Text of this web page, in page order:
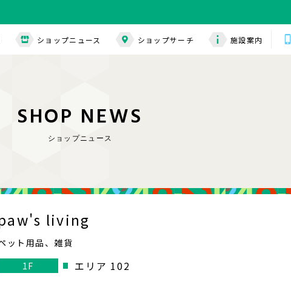
ショップニュース ショップサーチ 施設案内
SHOP NEWS
ショップニュース
living
ット用品、雑貨
1F
エリア 102